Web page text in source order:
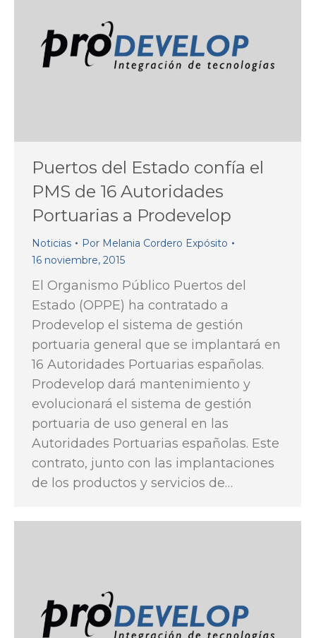
Puertos del Estado confía el
PMS de 16 Autoridades
Portuarias a Prodevelop
Noticias Por Melania Cordero Expósito
16 noviembre, 2015
El Organismo Público Puertos del
Estado (OPPE) ha contratado a
Prodevelop el sistema de gestión
portuaria general que se implantará en
16 Autoridades Portuarias españolas.
Prodevelop dará mantenimiento y
evolucionará el sistema de gestión
portuaria de uso general en las
Autoridades Portuarias españolas. Este
contrato, junto con las implantaciones
de los productos y servicios de…